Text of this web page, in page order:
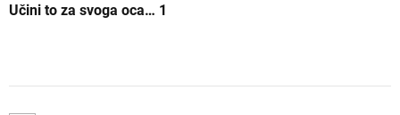
Učini to za svoga oca… 1